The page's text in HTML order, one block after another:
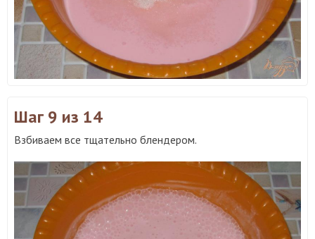
Шаг 9 из 14
Взбиваем все тщательно блендером.